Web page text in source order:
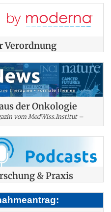
Verordnung
der Onkologie
vom MedWiss.Institut –
& Praxis